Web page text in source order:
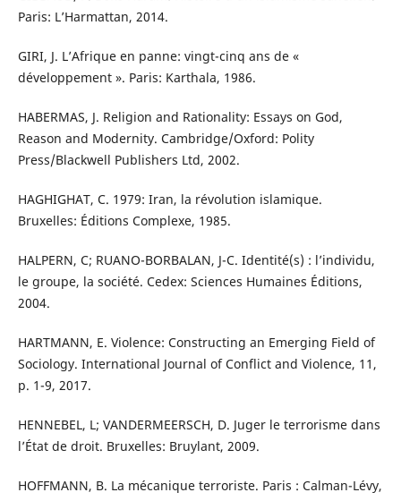
Paris: L’Harmattan, 2014.
GIRI, J. L’Afrique en panne: vingt-cinq ans de «
développement ». Paris: Karthala, 1986.
HABERMAS, J. Religion and Rationality: Essays on God,
Reason and Modernity. Cambridge/Oxford: Polity
Press/Blackwell Publishers Ltd, 2002.
HAGHIGHAT, C. 1979: Iran, la révolution islamique.
Bruxelles: Éditions Complexe, 1985.
HALPERN, C; RUANO-BORBALAN, J-C. Identité(s) : l’individu,
le groupe, la société. Cedex: Sciences Humaines Éditions,
2004.
HARTMANN, E. Violence: Constructing an Emerging Field of
Sociology. International Journal of Conflict and Violence, 11,
p. 1-9, 2017.
HENNEBEL, L; VANDERMEERSCH, D. Juger le terrorisme dans
l’État de droit. Bruxelles: Bruylant, 2009.
HOFFMANN, B. La mécanique terroriste. Paris : Calman-Lévy,